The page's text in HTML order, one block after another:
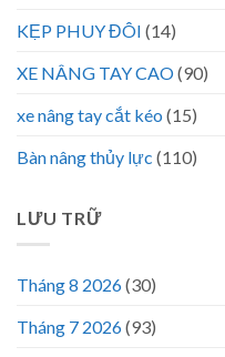
KẸP PHUY ĐÔI (14)
XE NÂNG TAY CAO(90)
xe nâng tay cắt kéo (15)
Bàn nâng thủy lực (110)
LƯU TRỮ
Tháng 8 2026(30)
Tháng 7 2026(93)